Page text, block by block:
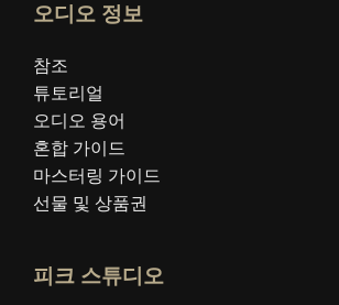
오디오 정보
참조
튜토리얼
오디오 용어
혼합 가이드
마스터링 가이드
선물 및 상품권
피크 스튜디오